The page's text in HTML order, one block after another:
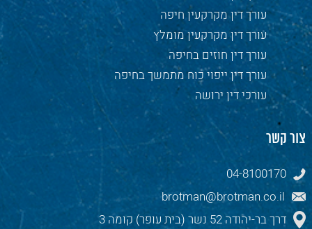
עורך דין מקרקעין חיפה
עורך דין מקרקעין מומלץ
עורך דין חוזים בחיפה
עורך דין ייפוי כוח מתמשך בחיפה
עורכי דין ירושה
צור קשר
04-8100170
brotman@brotman.co.il
דרך בר-יהודה 52 נשר (בית עופר) קומה 3